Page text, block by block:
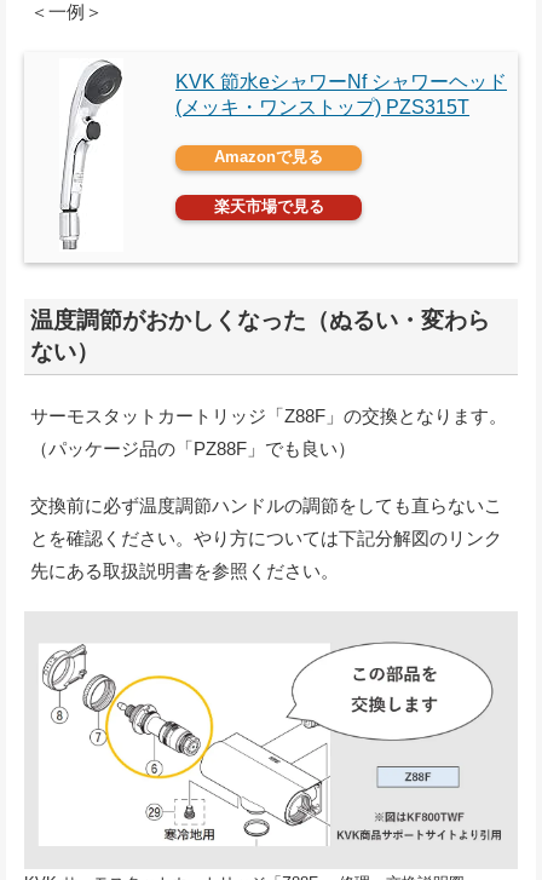
＜一例＞
KVK 節水eシャワーNf シャワーヘッド
(メッキ・ワンストップ) PZS315T
Amazonで見る
楽天市場で見る
温度調節がおかしくなった（ぬるい・変わら
ない）
サーモスタットカートリッジ「Z88F」の交換となります。
（パッケージ品の「PZ88F」でも良い）
交換前に必ず温度調節ハンドルの調節をしても直らないこ
とを確認ください。やり方については下記分解図のリンク
先にある取扱説明書を参照ください。